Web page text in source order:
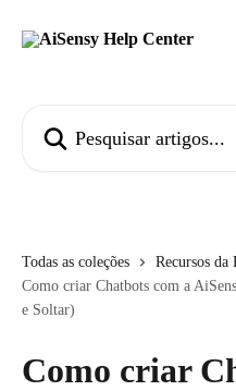
Todas as coleções
Recursos da
Como criar Chatbots com a
e Soltar)
Como criar